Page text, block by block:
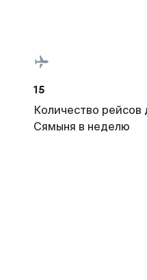
15
Количество рейсов
Сямыня в неделю